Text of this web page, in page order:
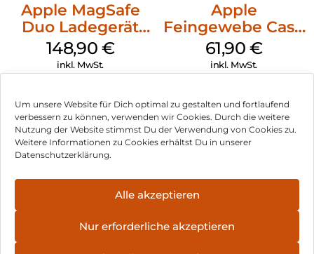
Um unsere Website für Dich optimal zu gestalten und fortlaufend
verbessern zu können, verwenden wir Cookies. Durch die weitere
Nutzung der Website stimmst Du der Verwendung von Cookies zu.
Weitere Informationen zu Cookies erhältst Du in unserer
Datenschutzerklärung.
Alle akzeptieren
Nur erforderliche akzeptieren
Apple MagSafe
Duo Ladegerät
Weiß
148,90 €
inkl. MwSt.
Apple
Feingewebe Case
iPhone 15 Pro
MagSafe Schwarz
61,90 €
inkl. MwSt.
Impressum
Hinweis zur Batterieentsorgung